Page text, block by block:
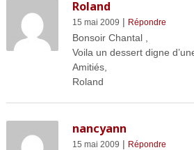
Roland
15 mai 2009 | Répondre
Bonsoir Chantal ,
Voila un dessert digne
Amitiés,
Roland
nancyann
15 mai 2009 | Répondre